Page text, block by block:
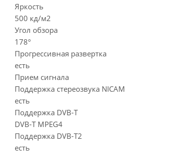
Яркость
500 кд/м2
Угол обзора
178°
Прогрессивная развертка
есть
Прием сигнала
Поддержка стереозвука NICAM
есть
Поддержка DVB-T
DVB-T MPEG4
Поддержка DVB-T2
есть